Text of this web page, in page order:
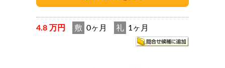
4.8 万円 敷 0ヶ月 礼 1ヶ月